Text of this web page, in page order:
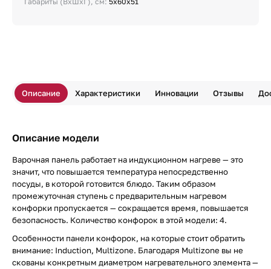
Описание Характеристики Инновации Отзывы
Описание модели
Варочная панель работает на индукционном нагреве — это
значит, что повышается температура непосредственно
посуды, в которой готовится блюдо. Таким образом
промежуточная ступень с предварительным нагревом
конфорки пропускается — сокращается время, повышается
безопасность. Количество конфорок в этой модели: 4.
Особенности панели конфорок, на которые стоит обратить
внимание: Induction, Multizone. Благодаря Multizone вы не
скованы конкретным диаметром нагревательного элемента —